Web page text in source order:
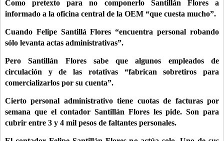
Como pretexto para no componerlo Santillán Flores a
informado a la oficina central de la OEM “que cuesta mucho”.
Cuando Felipe Santillá Flores “encuentra personal robando
sólo levanta actas administrativas”.
Pero Santillán Flores sabe que algunos empleados de
circulación y de las rotativas “fabrican sobretiros para
comercializarlos por su cuenta”.
Cierto personal administrativo tiene cuotas de facturas por
semana que el contador Santillán Flores les pide. Son para
cubrir entre 3 y 4 mil pesos de faltantes personales.